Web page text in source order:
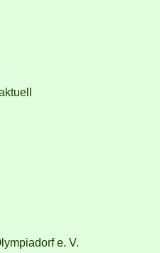
e. V.